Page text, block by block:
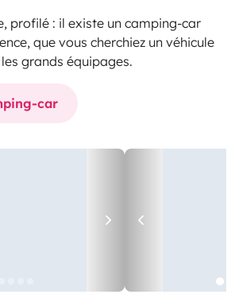
profilé : il existe un camping-car
que vous cherchiez un véhicule
grands équipages.
car